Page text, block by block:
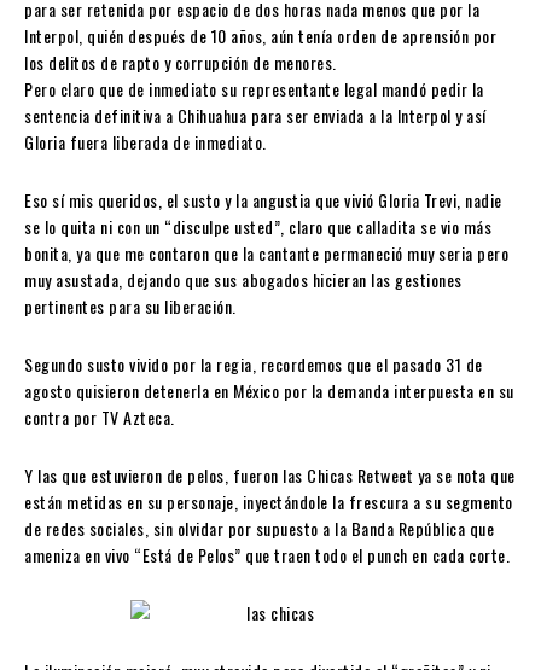
para ser retenida por espacio de dos horas nada menos que por la
Interpol, quién después de 10 años, aún tenía orden de aprensión por
los delitos de rapto y corrupción de menores.
Pero claro que de inmediato su representante legal mandó pedir la
sentencia definitiva a Chihuahua para ser enviada a la Interpol y así
Gloria fuera liberada de inmediato.
Eso sí mis queridos, el susto y la angustia que vivió Gloria Trevi, nadie
se lo quita ni con un “disculpe usted”, claro que calladita se vio más
bonita, ya que me contaron que la cantante permaneció muy seria pero
muy asustada, dejando que sus abogados hicieran las gestiones
pertinentes para su liberación.
Segundo susto vivido por la regia, recordemos que el pasado 31 de
agosto quisieron detenerla en México por la demanda interpuesta en su
contra por TV Azteca.
Y las que estuvieron de pelos, fueron las Chicas Retweet ya se nota que
están metidas en su personaje, inyectándole la frescura a su segmento
de redes sociales, sin olvidar por supuesto a la Banda República que
ameniza en vivo “Está de Pelos” que traen todo el punch en cada corte.